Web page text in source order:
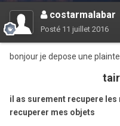
costarmalabar
Posté 11 juillet 2016
bonjour je depose une
il as surement recupere
recuperer mes objets